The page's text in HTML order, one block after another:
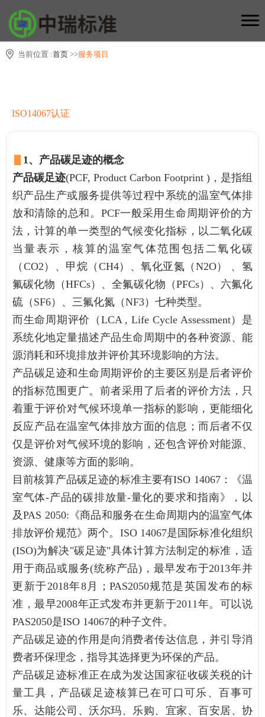
当前位置 :首页 >>服务项目
ISO14067认证
1、产品碳足迹的概念
产品碳足迹(PCF, Product Carbon Footprint )，是指组
织产品生产或服务提供等过程中系统的温室气体排
放和清除的总和。PCF一般采用生命周期评价的方
法，计算的单一类型的气候变化指标，以二氧化碳
当量表示，核算的温室气体范围包括二氧化碳
（CO2）、甲烷（CH4）、氧化亚氮（N2O） 、氢
氟碳化物（HFCs）、全氟碳化物（PFCs）、六氟化
硫（SF6）、三氟化氮（NF3）七种类型。
而生命周期评价（LCA , Life Cycle Assessment）是
系统化地定量描述产品生命周期中的各种资源、能
源消耗和环境排放并评价其环境影响的方法。
产品碳足迹和生命周期评价的主要区别是后者评价
的指标范围更广。前者采用了后者的评价方法，只
着重于评价对气候环境单一指标的影响，更能细化
反应产品在温室气体排放方面的信息；而后者不仅
仅是评价对气候环境的影响，还包含评价对能源、
资源、健康等方面的影响。
目前核算产品碳足迹的标准主要有ISO 14067：《温
室气体-产品的碳排放量-量化的要求和指南》，以
及PAS 2050:《商品和服务在生命周期内的温室气体
排放评价规范》两个。ISO 14067是国际标准化组织
(ISO)为解决"碳足迹"具体计算方法制定的标准，适
用于商品或服务(统称产品)，最早发布于2013年并
更新于2018年8月；PAS2050规范是英国发布的标
准，最早2008年正式发布并更新于2011年。可以说
PAS2050是ISO 14067的种子文件。
产品碳足迹的作用是向消费者传达信息，并引导消
费者环保理念，指导其选择更为环保的产品。
产品碳足迹标准正在成为发达国家征收碳关税的计
量工具，产品碳足迹核算已在可口可乐、百事可
乐、达能公司、沃尔玛、乐购、宜家、百安居、协